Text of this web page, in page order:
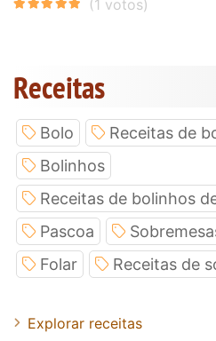
Receitas
Bolo
Receitas de
Bolinhos
Receitas de bolinhos
Pascoa
Folar
Receitas de
Explorar receitas